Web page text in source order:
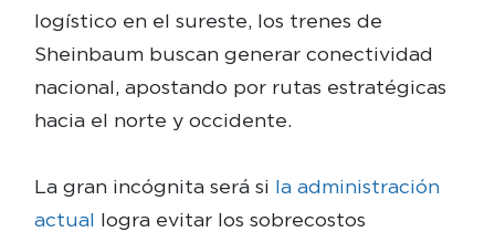
logístico en el sureste, los trenes de
Sheinbaum buscan generar conectividad
nacional, apostando por rutas estratégicas
hacia el norte y occidente.
La gran incógnita será si la administración
actual logra evitar los sobrecostos